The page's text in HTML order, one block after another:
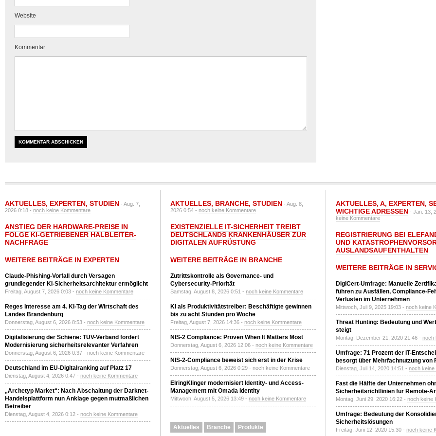
Website
Kommentar
AKTUELLES, EXPERTEN, STUDIEN - Aug. 7,
2026 0:18 -noch keine Kommentare
ANSTIEG DER HARDWARE-PREISE IN
FOLGE KI-GETRIEBENER HALBLEITER-
NACHFRAGE
WEITERE BEITRÄGE IN EXPERTEN
Claude-Phishing-Vorfall durch Versagen
grundlegender KI-Sicherheitsarchitektur ermöglicht
Freitag, August 7, 2026 0:03 - noch keine Kommentare
Reges Interesse am 4. KI-Tag der Wirtschaft des
Landes Brandenburg
Donnerstag, August 6, 2026 8:53 - noch keine Kommentare
Digitalisierung der Schiene: TÜV-Verband fordert
Modernisierung sicherheitsrelevanter Verfahren
Donnerstag, August 6, 2026 0:37 - noch keine Kommentare
Deutschland im EU-Digitalranking auf Platz 17
Dienstag, August 4, 2026 0:47 - noch keine Kommentare
„Archetyp Market“: Nach Abschaltung der Darknet-
Handelsplattform nun Anklage gegen mutmaßlichen
Betreiber
Dienstag, August 4, 2026 0:12 - noch keine Kommentare
AKTUELLES, BRANCHE, STUDIEN - Aug. 8,
2026 0:54 -noch keine Kommentare
EXISTENZIELLE IT-SICHERHEIT TREIBT
DEUTSCHLANDS KRANKENHÄUSER ZUR
DIGITALEN AUFRÜSTUNG
WEITERE BEITRÄGE IN BRANCHE
Zutrittskontrolle als Governance- und
Cybersecurity-Priorität
Samstag, August 8, 2026 0:51 - noch keine Kommentare
KI als Produktivitätstreiber: Beschäftigte gewinnen
bis zu acht Stunden pro Woche
Freitag, August 7, 2026 14:36 - noch keine Kommentare
NIS-2 Compliance: Proven When It Matters Most
Donnerstag, August 6, 2026 12:06 - noch keine Kommentare
NIS-2-Compliance beweist sich erst in der Krise
Donnerstag, August 6, 2026 0:29 - noch keine Kommentare
ElringKlinger modernisiert Identity- und Access-
Management mit Omada Identity
Mittwoch, August 5, 2026 13:49 - noch keine Kommentare
Aktuelles Branche Produkte
AKTUELLES, A, EXPERTEN,
WICHTIGE ADRESSEN - Jan. 13,
keine Kommentare
REGISTRIERUNG BEI
UND
AUSLANDSAUFENTHALTEN
WEITERE BEITRÄGE IN
DigiCert-Umfrage: Manuelle
führen zu Ausfällen, Compliance-
Verlusten im Unternehmen
Mittwoch, Juli 9, 2025 19:03 - noch keine
Threat Hunting: Bedeutung und
steigt
Montag, Dezember 21, 2020 21:46 - noch
Umfrage: 71 Prozent der IT-
besorgt über Mehrfachnutzung von
Dienstag, Juli 14, 2020 14:51 - noch keine
Fast die Hälfte der Unternehmen
Sicherheitsrichtlinien für Remote-
Montag, Juni 29, 2020 16:22 - noch keine
Umfrage: Bedeutung der
Sicherheitslösungen
Freitag, Juni 12, 2020 15:30 - noch keine